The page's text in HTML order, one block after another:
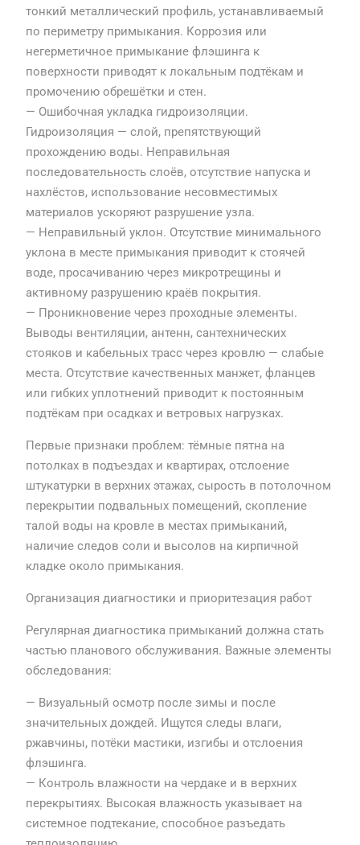
тонкий металлический профиль, устанавливаемый
по периметру примыкания. Коррозия или
негерметичное примыкание флэшинга к
поверхности приводят к локальным подтёкам и
промочению обрешётки и стен.
— Ошибочная укладка гидроизоляции.
Гидроизоляция — слой, препятствующий
прохождению воды. Неправильная
последовательность слоёв, отсутствие напуска и
нахлёстов, использование несовместимых
материалов ускоряют разрушение узла.
— Неправильный уклон. Отсутствие минимального
уклона в месте примыкания приводит к стоячей
воде, просачиванию через микротрещины и
активному разрушению краёв покрытия.
— Проникновение через проходные элементы.
Выводы вентиляции, антенн, сантехнических
стояков и кабельных трасс через кровлю — слабые
места. Отсутствие качественных манжет, фланцев
или гибких уплотнений приводит к постоянным
подтёкам при осадках и ветровых нагрузках.
Первые признаки проблем: тёмные пятна на
потолках в подъездах и квартирах, отслоение
штукатурки в верхних этажах, сырость в потолочном
перекрытии подвальных помещений, скопление
талой воды на кровле в местах примыканий,
наличие следов соли и высолов на кирпичной
кладке около примыкания.
Организация диагностики и приоритезация работ
Регулярная диагностика примыканий должна стать
частью планового обслуживания. Важные элементы
обследования:
— Визуальный осмотр после зимы и после
значительных дождей. Ищутся следы влаги,
ржавчины, потёки мастики, изгибы и отслоения
флэшинга.
— Контроль влажности на чердаке и в верхних
перекрытиях. Высокая влажность указывает на
системное подтекание, способное разъедать